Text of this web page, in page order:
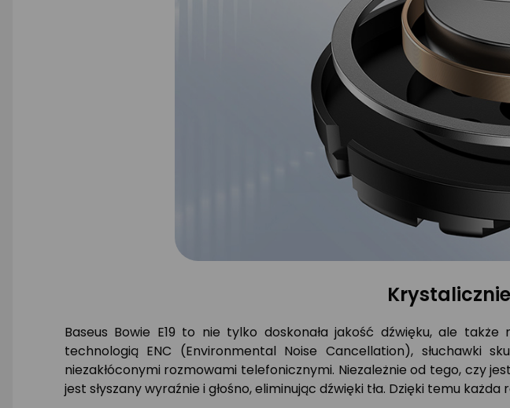
Baseus Bowie E19 to nie tylko doskonała jakość dźwięku, ale
technologią ENC (Environmental Noise Cancellation), słuchawki
niezakłóconymi rozmowami telefonicznymi. Niezależnie od tego, czy
jest słyszany wyraźnie i głośno, eliminując dźwięki tła. Dzięki temu